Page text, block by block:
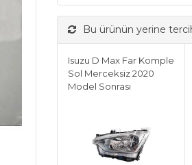
Bu ürünün yerine
Isuzu D Max Far Komple
Sol Merceksiz 2020
Model Sonrası